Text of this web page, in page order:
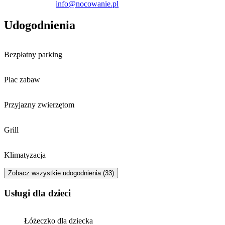
oferujący takie atrakcje jak park linowy, tyrolkę nad rzeką czy
info@nocowanie.pl
Udogodnienia
Bezpłatny parking
Plac zabaw
Przyjazny zwierzętom
Grill
Klimatyzacja
Zobacz wszystkie udogodnienia (33)
usługi dla dzieci
Łóżeczko dla dziecka